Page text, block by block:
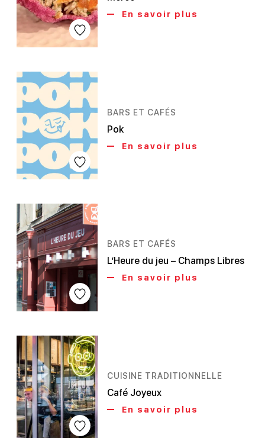
En savoir plus
BARS ET CAFÉS
Pok
En savoir plus
BARS ET CAFÉS
L’Heure du jeu – Champs Libres
En savoir plus
CUISINE TRADITIONNELLE
Café Joyeux
En savoir plus